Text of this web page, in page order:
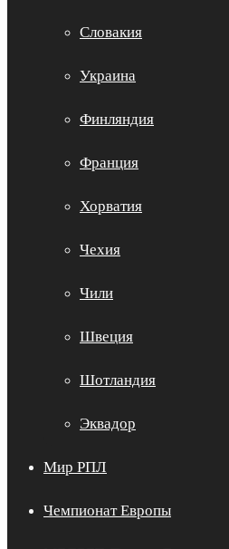
Словакия
Украина
Финляндия
Франция
Хорватия
Чехия
Чили
Швеция
Шотландия
Эквадор
Мир РПЛ
Чемпионат Европы